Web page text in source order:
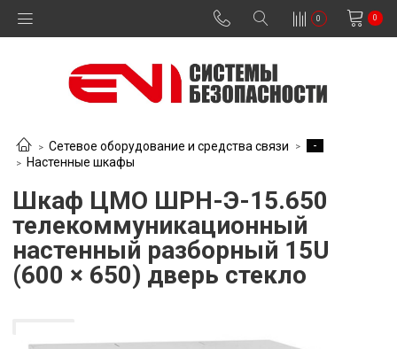
0 0
Сетевое оборудование и средства связи
-
Настенные шкафы
Шкаф ЦМО ШРН-Э-15.650
телекоммуникационный
настенный разборный 15U
(600 × 650) дверь стекло